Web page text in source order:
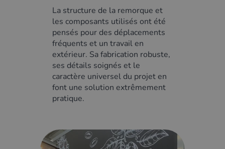
La structure de la remorque et
les composants utilisés ont été
pensés pour des déplacements
fréquents et un travail en
extérieur. Sa fabrication robuste,
ses détails soignés et le
caractère universel du projet en
font une solution extrêmement
pratique.